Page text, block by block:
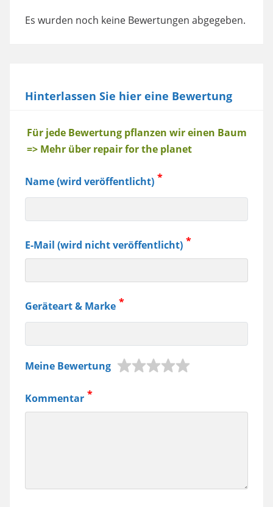
Es wurden noch keine Bewertungen abgegeben.
Hinterlassen Sie hier eine Bewertung
Baum
Für jede Bewertung pflanzen wir einen Baum
=> Mehr über repair for the planet
Name (wird veröffentlicht)
E-Mail (wird nicht veröffentlicht)
Geräteart & Marke
Jura
Samsung
Meine Bewertung
Kommentar